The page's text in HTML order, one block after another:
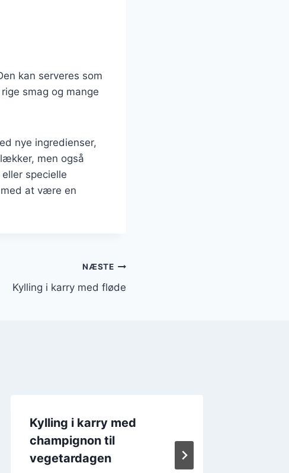
kan serveres som
smag og mange
nye ingredienser,
men også
specielle
at være en
NÆSTE
Kylling i karry med fløde
Kylling i karry med
champignon til
vegetardagen